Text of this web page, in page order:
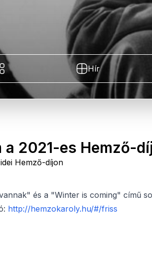
Hír
a 2021-es Hemző-
Hemző-díjon
és a "Winter is coming" című
http://hemzokaroly.hu/#/friss